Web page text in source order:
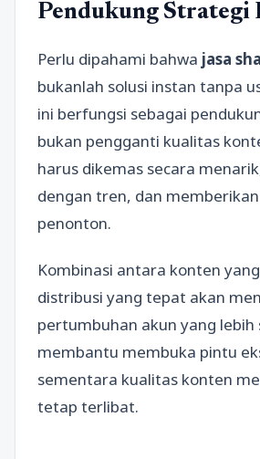
Pendukung Strategi
Perlu dipahami bahwa jasa
bukanlah solusi instan tanpa
ini berfungsi sebagai
bukan pengganti kualitas
harus dikemas secara
dengan tren, dan
penonton.
Kombinasi antara konten
distribusi yang tepat akan
pertumbuhan akun yang lebih
membantu membuka pintu
sementara kualitas konten
tetap terlibat.